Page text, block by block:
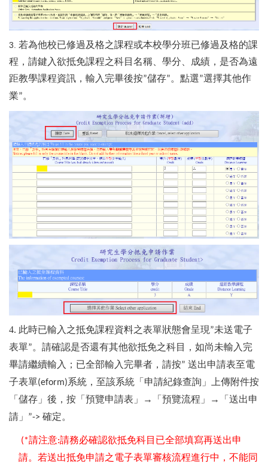
3. 若為他校已修過及格之課程或本校學分班已修過及格的課
程，請鍵入欲抵免課程之科目名稱、學分、成績，是否為遠
距教學課程資訊，輸入完畢後按”儲存”。點選”選擇其他作
業”。
4. 此時已輸入之抵免課程資料之表單狀態會呈現”未送電子
表單”。請確認是否還有其他欲抵免之科目，如尚未輸入完
畢請繼續輸入；已全部輸入完畢者，請按” 送出申請表至電
子表單(eform)系統，至該系統「申請紀錄查詢」上傳附件按
「儲存」後，按「預覽申請表」→「預覽流程」→「送出申
請」 ”-> 確定。
(*請注意:請務必確認欲抵免科目已全部填寫再送出申
請。若送出抵免申請之電子表單審核流程進行中，不能同